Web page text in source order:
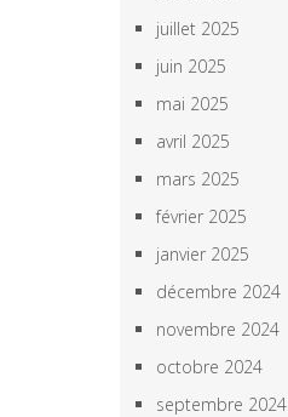
juillet 2025
juin 2025
mai 2025
avril 2025
mars 2025
février 2025
janvier 2025
décembre 2024
novembre 2024
octobre 2024
septembre 2024